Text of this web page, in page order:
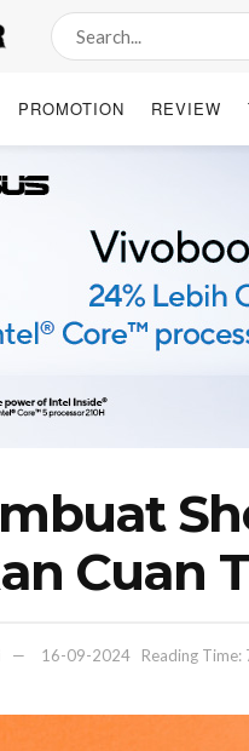
PROMOTION REVIEW
Cuan
16-09-2024 Reading Time: